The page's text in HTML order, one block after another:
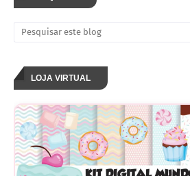
LOJA VIRTUAL